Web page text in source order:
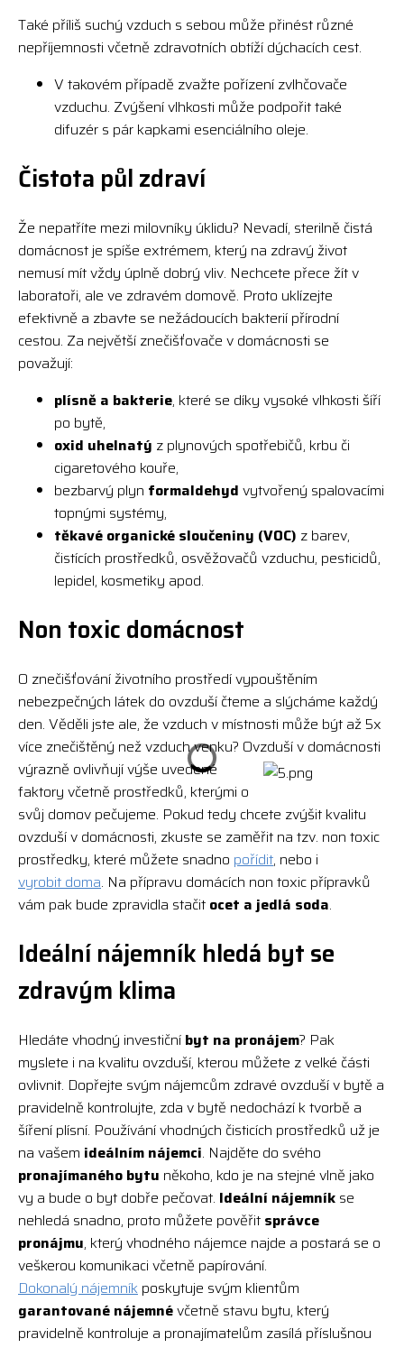
Také příliš suchý vzduch s sebou může přinést různé
nepříjemnosti včetně zdravotních obtíží dýchacích cest.
V takovém případě zvažte pořízení zvlhčovače
vzduchu. Zvýšení vlhkosti může podpořit také
difuzér s pár kapkami esenciálního oleje.
Čistota půl zdraví
Že nepatříte mezi milovníky úklidu? Nevadí, sterilně čistá
domácnost je spíše extrémem, který na zdravý život
nemusí mít vždy úplně dobrý vliv. Nechcete přece žít v
laboratoři, ale ve zdravém domově. Proto uklízejte
efektivně a zbavte se nežádoucích bakterií přírodní
cestou. Za největší znečišťovače v domácnosti se
považují:
plísně a bakterie, které se díky vysoké vlhkosti šíří
po bytě,
oxid uhelnatý z plynových spotřebičů, krbu či
cigaretového kouře,
bezbarvý plyn formaldehyd vytvořený spalovacími
topnými systémy,
těkavé organické sloučeniny (VOC) z barev,
čistících prostředků, osvěžovačů vzduchu, pesticidů,
lepidel, kosmetiky apod.
Non toxic domácnost
O znečišťování životního prostředí vypouštěním
nebezpečných látek do ovzduší čteme a slýcháme každý
den. Věděli jste ale, že vzduch v místnosti může být až 5x
více znečištěný než vzduch venku? Ovzduší v domácnosti
výrazně ovlivňují výše uvedené
faktory včetně prostředků, kterými o
svůj domov pečujeme. Pokud tedy chcete zvýšit kvalitu
ovzduší v domácnosti, zkuste se zaměřit na tzv. non toxic
prostředky, které můžete snadno pořídit, nebo i
vyrobit doma. Na přípravu domácích non toxic přípravků
vám pak bude zpravidla stačit ocet a jedlá soda.
Ideální nájemník hledá byt se
zdravým klima
Hledáte vhodný investiční byt na pronájem? Pak
myslete i na kvalitu ovzduší, kterou můžete z velké části
ovlivnit. Dopřejte svým nájemcům zdravé ovzduší v bytě a
pravidelně kontrolujte, zda v bytě nedochází k tvorbě a
šíření plísní. Používání vhodných čisticích prostředků už je
na vašem ideálním nájemci. Najděte do svého
pronajímaného bytu někoho, kdo je na stejné vlně jako
vy a bude o byt dobře pečovat. Ideální nájemník se
nehledá snadno, proto můžete pověřit správce
pronájmu, který vhodného nájemce najde a postará se o
veškerou komunikaci včetně papírování.
Dokonalý nájemník poskytuje svým klientům
garantované nájemnévčetně stavu bytu, který
pravidelně kontroluje a pronajímatelům zasílá příslušnou